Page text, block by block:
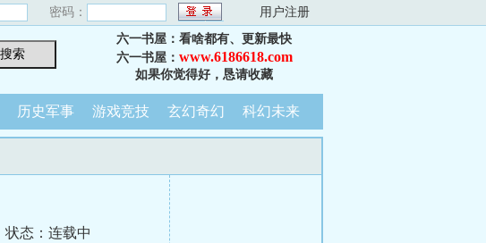
密码： 用户注册
六一书屋：看啥都有、更新最快
六一书屋： www.6186618.com
如果你觉得好，恳请收藏
历史军事 游戏竞技 玄幻奇幻 科幻未来
状态：连载中